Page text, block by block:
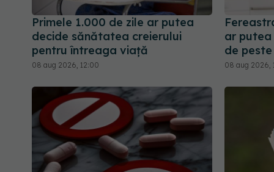
Primele 1.000 de zile ar putea
decide sănătatea creierului
pentru întreaga viață
08 aug 2026, 12:00
ar
de
08 aug 2026,